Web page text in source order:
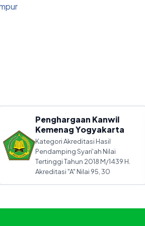
Penghargaan Kanwil
Kemenag Yogyakarta
Kategori Akreditasi Hasil
Pendamping Syari'ah Nilai
Tertinggi Tahun 2018 M/1439 H.
Akreditasi "A" Nilai 95, 30